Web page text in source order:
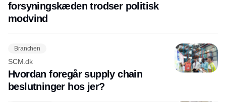
forsyningskæden trodser politisk
modvind
Branchen
SCM.dk
Hvordan foregår supply chain
beslutninger hos jer?